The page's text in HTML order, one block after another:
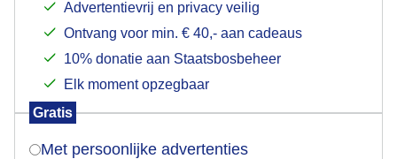
Advertentievrij en privacy veilig
Ontvang voor min. € 40,- aan cadeaus
10% donatie aan Staatsbosbeheer
Elk moment opzegbaar
Gratis
Met persoonlijke advertenties
Indien je hier nog geen akkoord op hebt gegeven,
verschijnt er zo een pop-up uit je browser waarin
Is goed, toon de popup